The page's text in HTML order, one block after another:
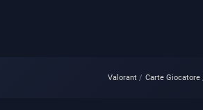
Valorant Carte Giocatore